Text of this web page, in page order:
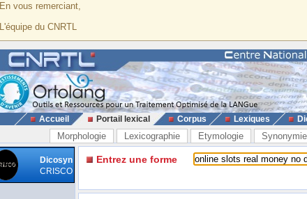
En vous remerciant,
L'équipe du CNRTL
Accueil Portail lexical Corpus Lexiques
Morphologie Lexicographie Etymologie Synonymie
Dicosyn
CRISCO
Entrez une forme